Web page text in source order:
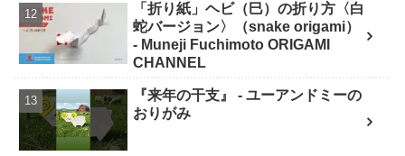
「折り紙」ヘビ（巳）の折り方〈白
蛇バージョン〉（snake origami）
- Muneji Fuchimoto ORIGAMI
CHANNEL
『来年の干支』 - ユーアンドミーの
おりがみ